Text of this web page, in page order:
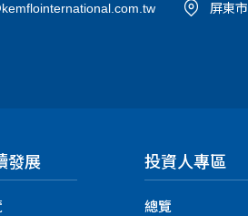
屏東
發展 投資人專區
總覽